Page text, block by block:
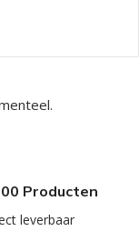
Producten
leverbaar